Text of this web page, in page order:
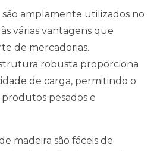
amplamente utilizados no
várias vantagens que
de mercadorias.
robusta proporciona
de carga, permitindo o
pesados e
madeira são fáceis de